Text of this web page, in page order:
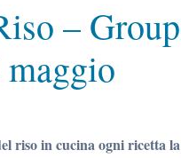
–
riso in cucina ogni ricetta